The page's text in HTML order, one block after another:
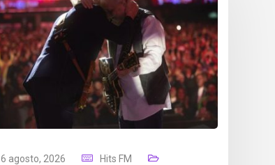
6 agosto, 2026 Hits FM